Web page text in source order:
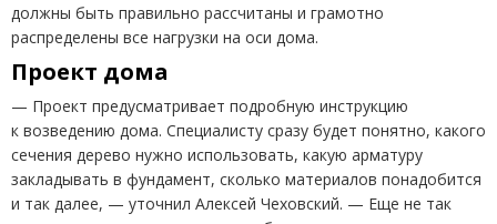
должны быть правильно рассчитаны и грамотно
распределены все нагрузки на оси дома.
Проект дома
— Проект предусматривает подробную инструкцию
к возведению дома. Специалисту сразу будет понятно, какого
сечения дерево нужно использовать, какую арматуру
закладывать в фундамент, сколько материалов понадобится
и так далее, — уточнил Алексей Чеховский. — Еще не так